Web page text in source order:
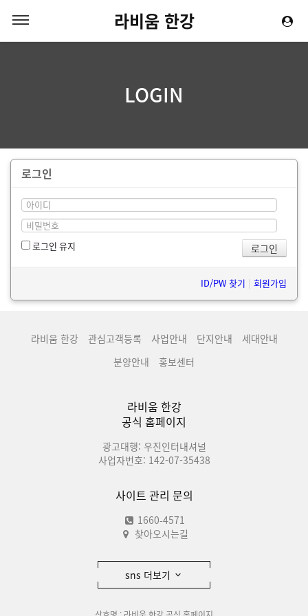
라비움 한강
LOGIN
로그인
로그인 유지
ID/PW 찾기 | 회원가입
라비움 한강 관심고객등록 사업안내 단지안내
세대안내
분양안내
홍보센터
라비움 한강
공식 홈페이지
광고대행: 우진인터내셔널
사업자번호: 142-07-35438
사이트 관리 문의
1660-4571
찾아오시는길
sns 더보기